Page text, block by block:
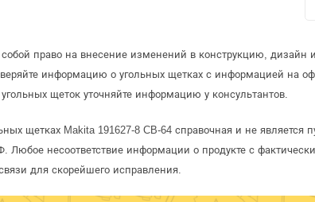
собой право на внесение изменений в конструкцию,
информацию о угольных щетках с информацией на
щеток уточняйте информацию у консультантов.
щетках Makita 191627-8 CB-64 справочная и не
Любое несоответствие информации о продукте с
для скорейшего исправления.